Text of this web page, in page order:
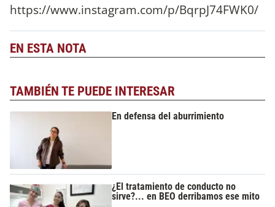
https://www.instagram.com/p/BqrpJ74FWK0/
EN ESTA NOTA
TAMBIÉN TE PUEDE INTERESAR
En defensa del aburrimiento
¿El tratamiento de conducto no
sirve?... en BEO derribamos ese mito